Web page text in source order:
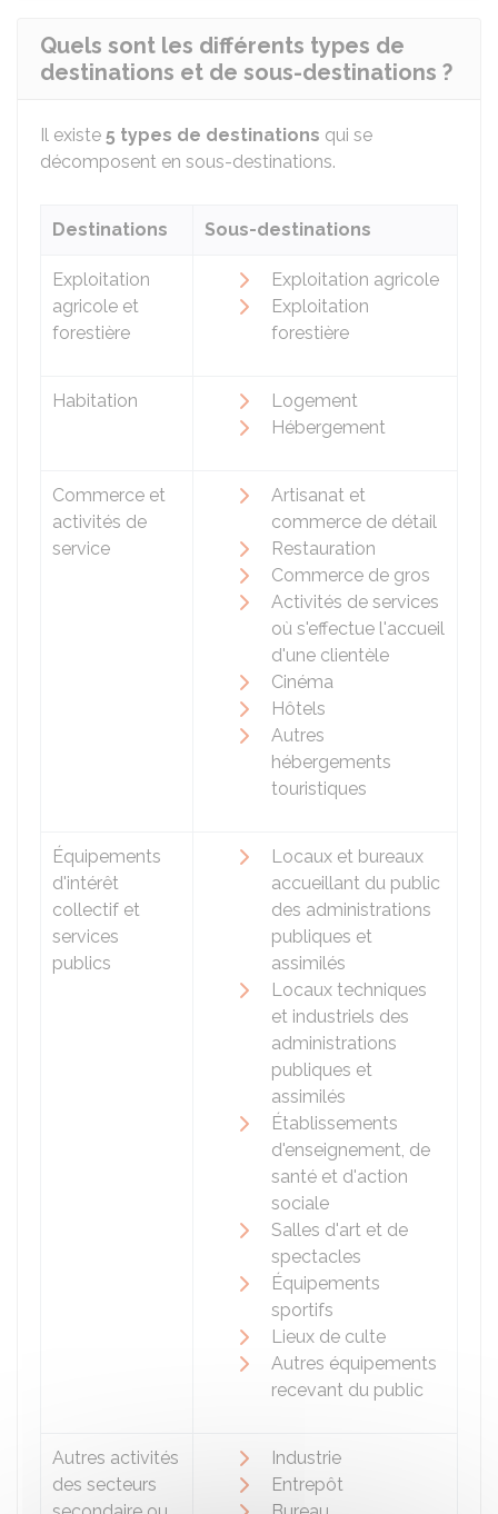
Quels sont les différents types de
destinations et de sous-destinations ?
Il existe 5 types de destinations qui se
décomposent en sous-destinations.
Destinations Sous-destinations
Exploitation
agricole et
forestière
Exploitation agricole
Exploitation
forestière
Habitation
Logement
Hébergement
Commerce et
activités de
service
Artisanat et
commerce de détail
Restauration
Commerce de gros
Activités de services
où s'effectue l'accueil
d'une clientèle
Cinéma
Hôtels
Autres
hébergements
touristiques
Équipements
d'intérêt
collectif et
services
publics
Locaux et bureaux
accueillant du public
des administrations
publiques et
assimilés
Locaux techniques
et industriels des
administrations
publiques et
assimilés
Établissements
d'enseignement, de
santé et d'action
sociale
Salles d'art et de
spectacles
Équipements
sportifs
Lieux de culte
Autres équipements
recevant du public
Autres activités
des secteurs
Industrie
Entrepôt